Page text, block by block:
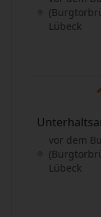
Lübeck
vor dem
Lübeck